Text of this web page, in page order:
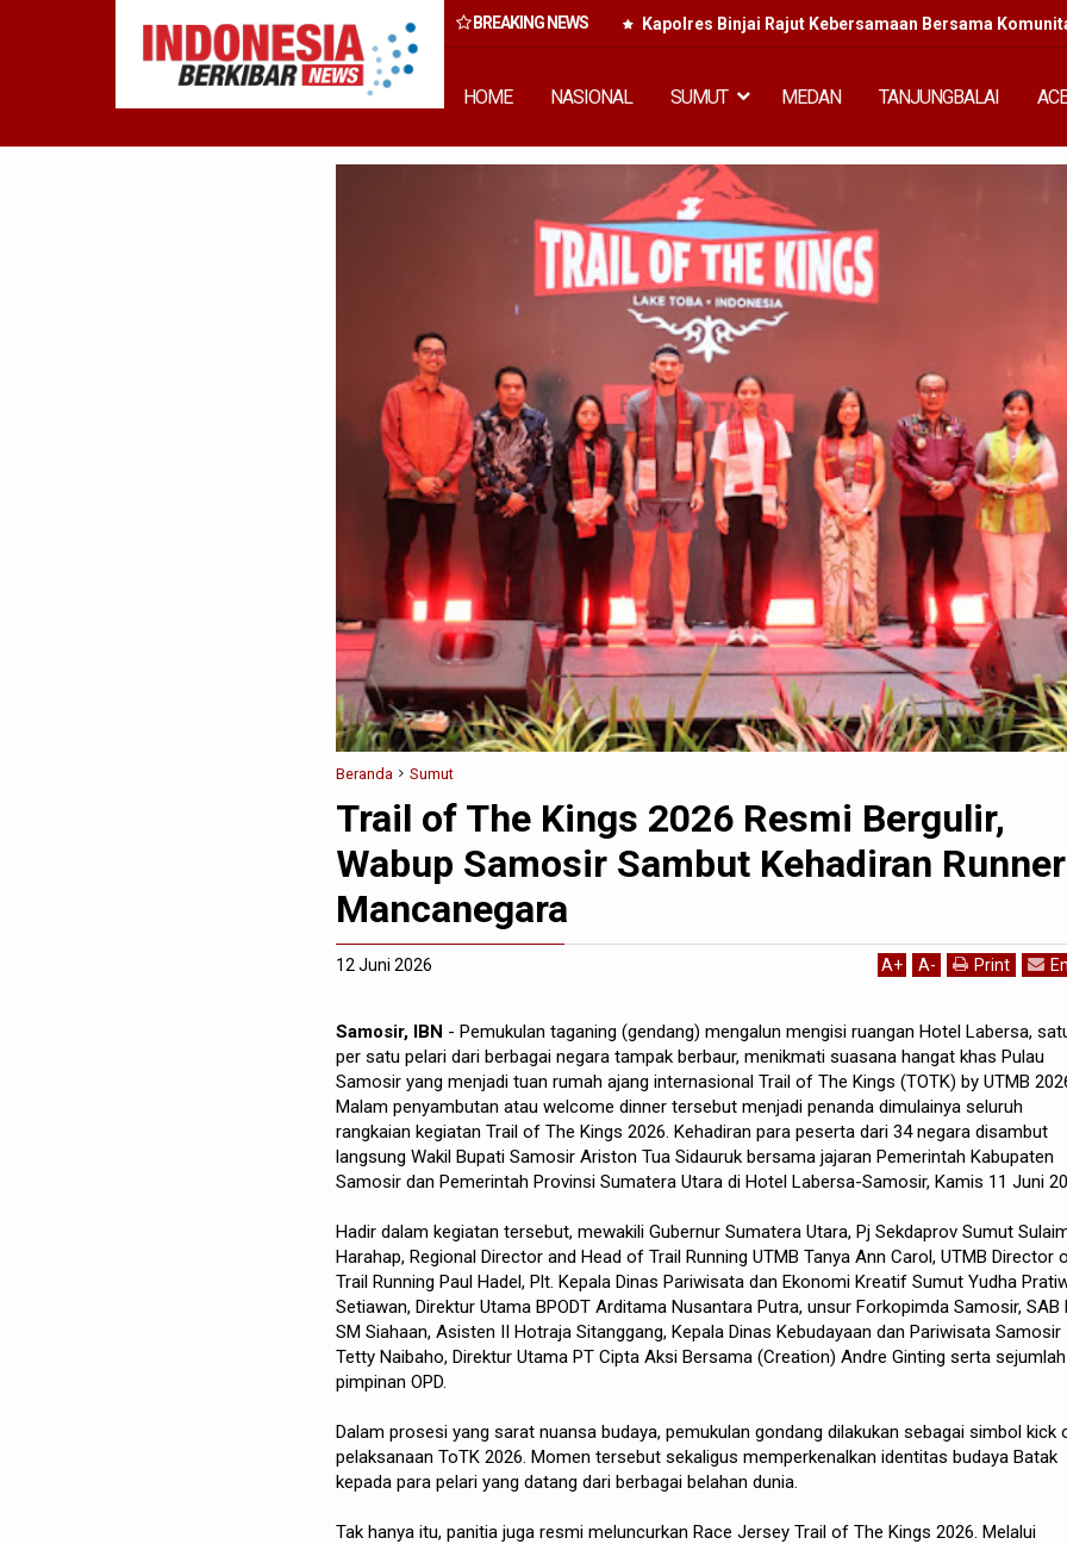
BREAKING NEWS
Rumput Laut Nias Utara dari Hulu ke Hilir Kapolres Binjai Rajut Kebersamaan Bersama
HOME NASIONAL SUMUT MEDAN TANJUNGBALAI
Beranda Sumut
Trail of The Kings 2026 Resmi Bergulir,
Wabup Samosir Sambut Kehadiran
Mancanegara
12 Juni 2026 A+ A- Print
Samosir, IBN - Pemukulan taganing (gendang) mengalun mengisi ruangan Hotel Labersa,
per satu pelari dari berbagai negara tampak berbaur, menikmati suasana hangat khas Pulau
Samosir yang menjadi tuan rumah ajang internasional Trail of The Kings (TOTK) by UTMB
Malam penyambutan atau welcome dinner tersebut menjadi penanda dimulainya seluruh
rangkaian kegiatan Trail of The Kings 2026. Kehadiran para peserta dari 34 negara disambut
langsung Wakil Bupati Samosir Ariston Tua Sidauruk bersama jajaran Pemerintah Kabupaten
Samosir dan Pemerintah Provinsi Sumatera Utara di Hotel Labersa-Samosir, Kamis 11 Juni
Hadir dalam kegiatan tersebut, mewakili Gubernur Sumatera Utara, Pj Sekdaprov Sumut
Harahap, Regional Director and Head of Trail Running UTMB Tanya Ann Carol, UTMB Director
Trail Running Paul Hadel, Plt. Kepala Dinas Pariwisata dan Ekonomi Kreatif Sumut Yudha
Setiawan, Direktur Utama BPODT Arditama Nusantara Putra, unsur Forkopimda Samosir, SAB
SM Siahaan, Asisten II Hotraja Sitanggang, Kepala Dinas Kebudayaan dan Pariwisata Samosir
Tetty Naibaho, Direktur Utama PT Cipta Aksi Bersama (Creation) Andre Ginting serta sejumlah
pimpinan OPD.
Dalam prosesi yang sarat nuansa budaya, pemukulan gondang dilakukan sebagai simbol kick
pelaksanaan ToTK 2026. Momen tersebut sekaligus memperkenalkan identitas budaya Batak
kepada para pelari yang datang dari berbagai belahan dunia.
Tak hanya itu, panitia juga resmi meluncurkan Race Jersey Trail of The Kings 2026. Melalui